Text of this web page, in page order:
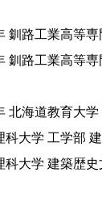
釧路工業高等
釧路工業高等
北海道教育大学
科大学 工学部
科大学 建築歴